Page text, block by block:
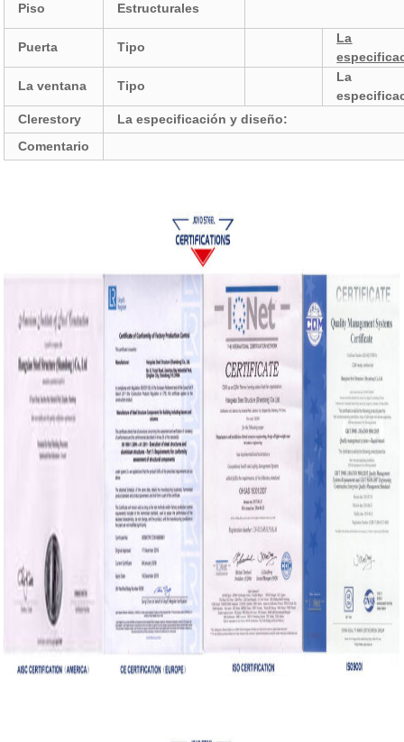
Piso Estructurales
Puerta Tipo
La
La ventana
Tipo
La
Clerestory
La especificación y diseño:
Comentario